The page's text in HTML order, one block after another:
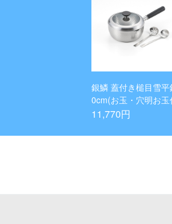
銀鱗 蓋付き槌目雪平
0cm(お玉・穴明お玉
11,770円